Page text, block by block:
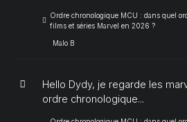
Ordre chronologique MCU : dans quel
films et séries Marvel en 2026 ?
Malo B
Hello Dydy, je regarde les
ordre chronologique...